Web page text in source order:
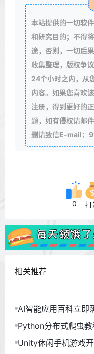
本站提供的一切软
和研究目的；不得
途，否则，一切后
收集整理，版权争
24个小时之内，从
内容。如果您喜欢
注册，得到更好的
题，如有侵权请邮
删请致信E-mail：
0 打
相关推荐
AI智能应用百科立即
Python分布式爬虫教
Unity休闲手机游戏